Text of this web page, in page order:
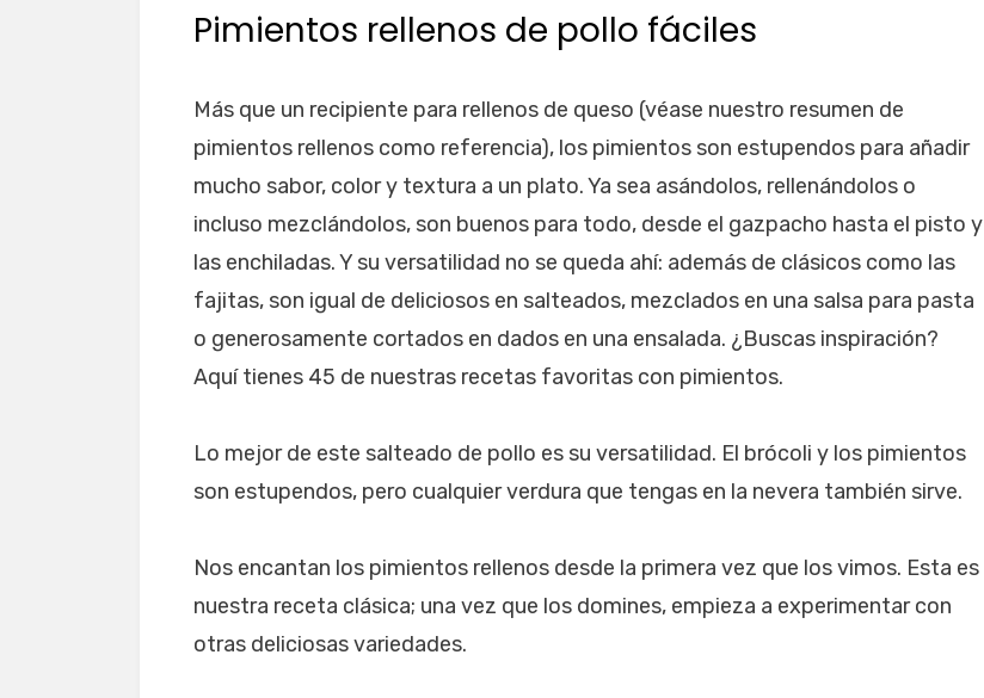
Pimientos rellenos de pollo fáciles
Más que un recipiente para rellenos de queso (véase nuestro resumen de
pimientos rellenos como referencia), los pimientos son estupendos para añadir
mucho sabor, color y textura a un plato. Ya sea asándolos, rellenándolos o
incluso mezclándolos, son buenos para todo, desde el gazpacho hasta el pisto y
las enchiladas. Y su versatilidad no se queda ahí: además de clásicos como las
fajitas, son igual de deliciosos en salteados, mezclados en una salsa para pasta
o generosamente cortados en dados en una ensalada. ¿Buscas inspiración?
Aquí tienes 45 de nuestras recetas favoritas con pimientos.
Lo mejor de este salteado de pollo es su versatilidad. El brócoli y los pimientos
son estupendos, pero cualquier verdura que tengas en la nevera también sirve.
Nos encantan los pimientos rellenos desde la primera vez que los vimos. Esta es
nuestra receta clásica; una vez que los domines, empieza a experimentar con
otras deliciosas variedades.